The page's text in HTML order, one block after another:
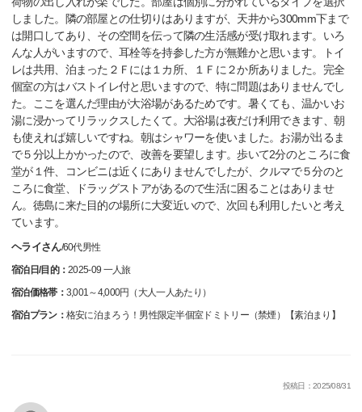
しました。隣の部屋との仕切りはありますが、天井から300mm下まで
は開口してあり、その空間を伝って隣の生活感が受け取れます。いろ
んな人がいますので、耳栓等を持参した方が無難かと思います。トイ
レは共用、泊まった２Ｆには１カ所、１Ｆに２か所ありました。完全
個室の方はバストイレ付と思いますので、特に問題はありませんでし
た。ここを選んだ理由が大浴場があるためです。暑くても、温かいお
湯に浸かってリラックスしたくて。大浴場は夜だけ利用できます、朝
も使えれば嬉しいですね。朝はシャワーを使いました。お湯が出るま
で５分以上かかったので、改善を要望します。歩いて2分のところに食
堂が１件、コンビニは近くにありませんでしたが、クルマで５分のと
ころに食堂、ドラッグストアがあるので生活に困ることはありませ
ん。徳島に来た目的の場所に大変近いので、次回も利用したいと考え
ています。
ヘライさん/60代男性
宿泊日/目的：2025-09 一人旅
宿泊価格帯： 3,001～4,000円（大人一人あたり）
宿泊プラン： 格安に泊まろう！男性限定半個室ドミトリー（禁煙）【素泊まり】
投稿日：2025/08/31